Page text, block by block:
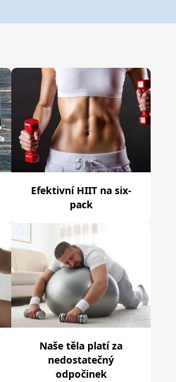
Efektivní HIIT na six-
pack
Naše těla platí za
nedostatečný
odpočinek